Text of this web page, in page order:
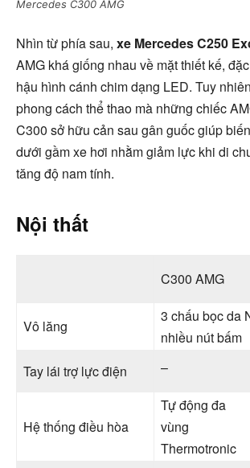
Mercedes C300 AMG
Nhìn từ phía sau, xe Mercedes C250
AMG khá giống nhau về mặt thiết kế,
hậu hình cánh chim dạng LED. Tuy
phong cách thể thao mà những chiếc
C300 sở hữu cản sau gân guốc giúp
dưới gầm xe hơi nhằm giảm lực khi di
tăng độ nam tính.
Nội thất
C300 AMG
Vô lăng
3 chấu bọc da
nhiều nút bấm
Tay lái trợ lực điện
–
Hệ thống điều hòa
Tự động đa
vùng
Thermotronic